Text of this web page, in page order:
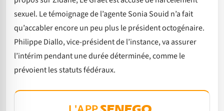
sexuel. Le témoignage de l’agente Sonia Souid n’a fait
qu’accabler encore un peu plus le président octogénaire.
Philippe Diallo, vice-président de l’instance, va assurer
l’intérim pendant une durée déterminée, comme le
prévoient les statuts fédéraux.